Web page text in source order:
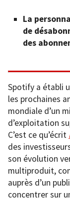
La
de
des
Spotify a établi
les prochaines
mondiale d’un
d’exploitation
C’est ce qu’écrit
des
son évolution
multiproduit,
auprès d’un
concentrer sur